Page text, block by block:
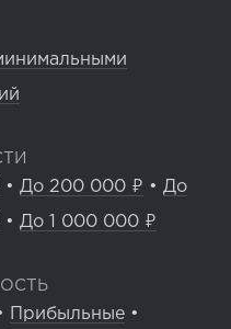
• До 200 000 ₽ • До
• До 1 000 000 ₽
Прибыльные •